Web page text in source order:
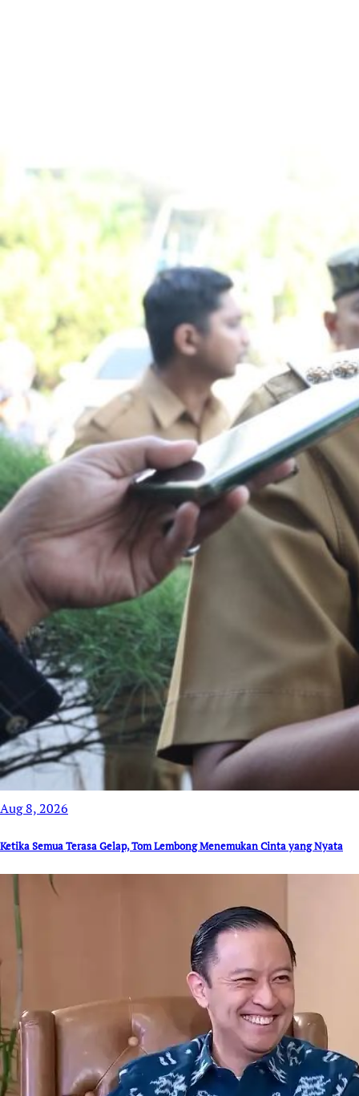
Aug 8, 2026
Ketika Semua Terasa Gelap, Tom Lembong Menemukan Cinta yang Nyata